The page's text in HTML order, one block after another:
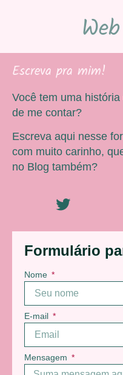
Formulário
Nome
E-mail
Mensagem
Escreva pra mim!
Você tem uma
de me contar?
Escreva aqui nesse
com muito carinho,
no Blog também?